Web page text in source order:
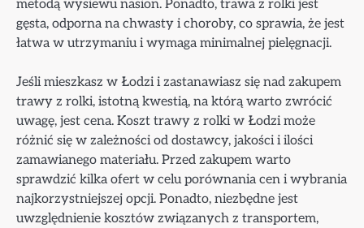
metodą wysiewu nasion. Ponadto, trawa z rolki jest
gęsta, odporna na chwasty i choroby, co sprawia, że jest
łatwa w utrzymaniu i wymaga minimalnej pielęgnacji.
Jeśli mieszkasz w Łodzi i zastanawiasz się nad zakupem
trawy z rolki, istotną kwestią, na którą warto zwrócić
uwagę, jest cena. Koszt trawy z rolki w Łodzi może
różnić się w zależności od dostawcy, jakości i ilości
zamawianego materiału. Przed zakupem warto
sprawdzić kilka ofert w celu porównania cen i wybrania
najkorzystniejszej opcji. Ponadto, niezbędne jest
uwzględnienie kosztów związanych z transportem,